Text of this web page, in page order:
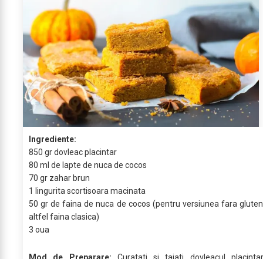
Ingrediente:
850 gr dovleac placintar
80 ml de lapte de nuca de cocos
70 gr zahar brun
1 lingurita scortisoara macinata
50 gr de faina de nuca de cocos (pentru versiunea fara
altfel faina clasica)
3 oua